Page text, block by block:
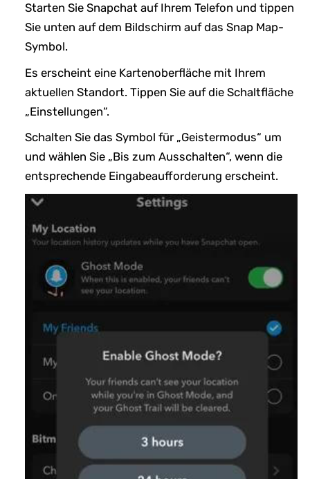
Starten Sie Snapchat auf Ihrem Telefon und tippen
Sie unten auf dem Bildschirm auf das Snap Map-
Symbol.
Es erscheint eine Kartenoberfläche mit Ihrem
aktuellen Standort. Tippen Sie auf die Schaltfläche
„Einstellungen“.
Schalten Sie das Symbol für „Geistermodus“ um
und wählen Sie „Bis zum Ausschalten“, wenn die
entsprechende Eingabeaufforderung erscheint.